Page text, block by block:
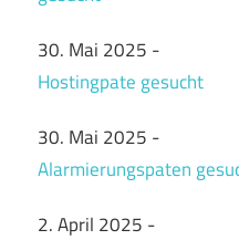
30. Mai 2025 -
Hostingpate gesucht
30. Mai 2025 -
Alarmierungspaten
2. April 2025 -